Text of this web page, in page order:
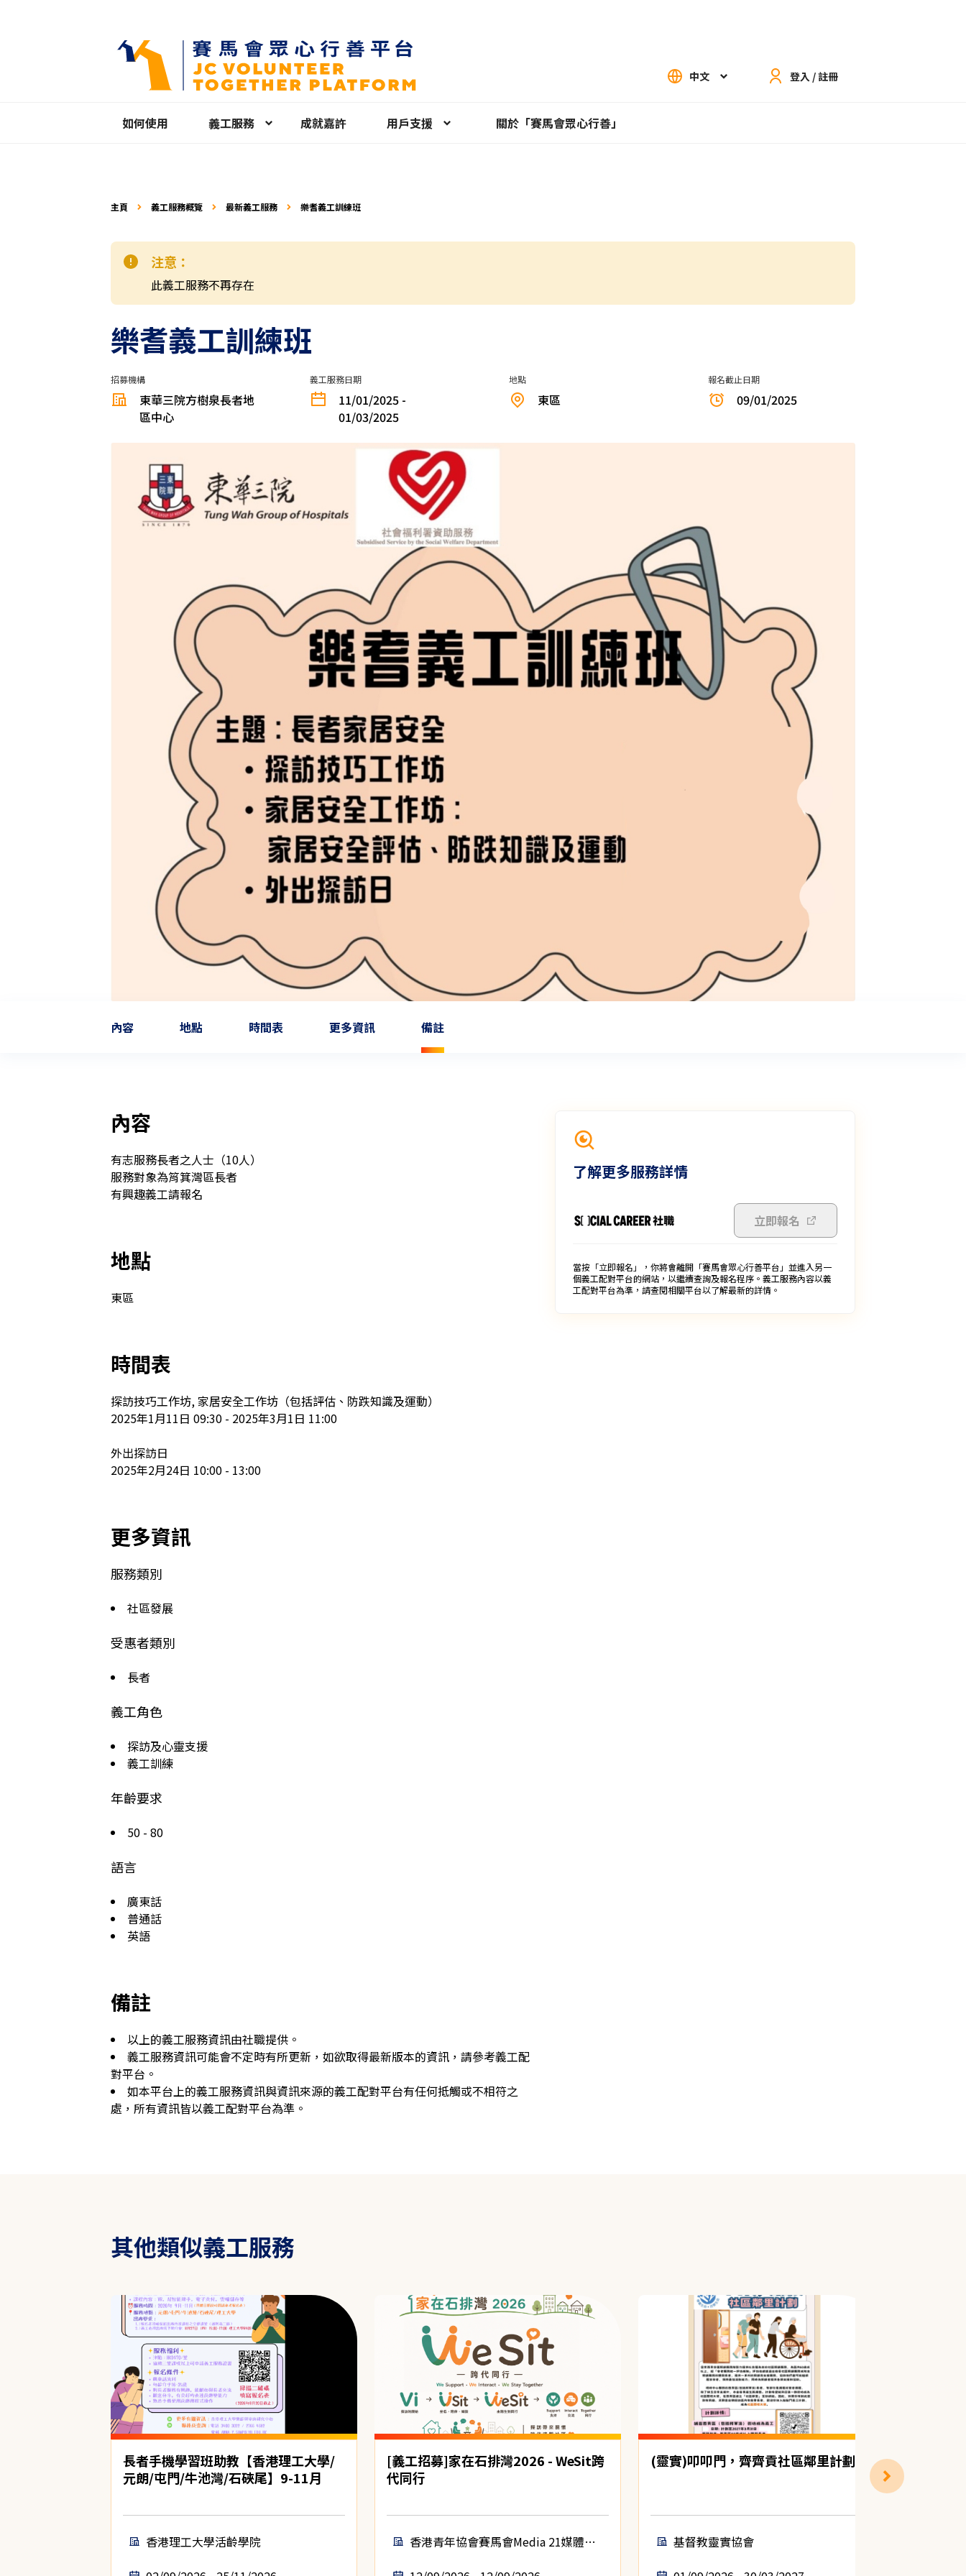
中文 登入 / 註冊
如何使用 義工服務 成就嘉許 用戶支援 關於「賽馬會眾心行善」
主頁 義工服務概覽 最新義工服務 樂耆義工訓練班
注意：
此義工服務不再存在
樂耆義工訓練班
招募機構
東華三院方樹泉長者地
區中心
義工服務日期
11/01/2025 -
01/03/2025
地點
東區
報名截止日期
09/01/2025
內容 地點 時間表 更多資訊 備註
內容
有志服務長者之人士（10人）
服務對象為筲箕灣區長者
地點
東區
時間表
探訪技巧工作坊, 家居安全工作坊（包括評估、防跌知識及運動）
2025年1月11日 09:30 - 2025年3月1日 11:00
外出探訪日
2025年2月24日 10:00 - 13:00
更多資訊
服務類別
社區發展
受惠者類別
長者
義工角色
探訪及心靈支援
義工訓練
年齡要求
50 - 80
語言
廣東話
普通話
英語
備註
以上的義工服務資訊由社職提供。
義工服務資訊可能會不定時有所更新，如欲取得最新版本的資訊，請參考義工配
對平台。
如本平台上的義工服務資訊與資訊來源的義工配對平台有任何抵觸或不相符之
處，所有資訊皆以義工配對平台為準。
了解更多服務詳情
立即報名
當按「立即報名」，你將會離開「賽馬會眾心行善平台」並進入另一
個義工配對平台的網站，以繼續查詢及報名程序。義工服務內容以義
工配對平台為準，請查閱相關平台以了解最新的詳情。
其他類似義工服務
長者手機學習班助教【香港理工大學/
元朗/屯門/牛池灣/石硤尾】9-11月
香港理工大學活齡學院
[義工招募]家在石排灣2026 - WeSit跨
代同行
香港青年協會賽馬會Media 21媒體空
(靈實)叩叩門，齊齊貢社區鄰里計劃
基督教靈實協會